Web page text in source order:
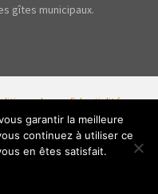
gîtes municipaux.
de confidentialité
Tous droits réservés - Par l'Agence
garantir la meilleure
continuez à utiliser ce
en êtes satisfait.